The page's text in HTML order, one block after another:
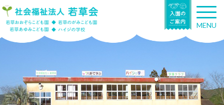
T
o
g
a
v
i
MENU